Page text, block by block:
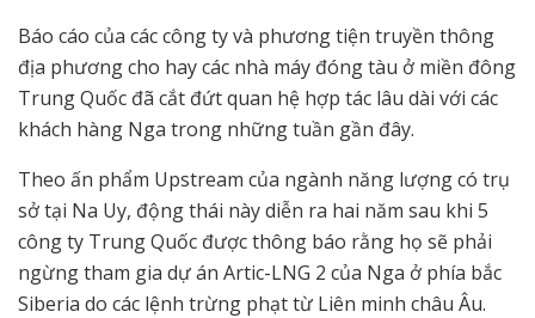
Báo cáo của các công ty và phương tiện truyền thông
địa phương cho hay các nhà máy đóng tàu ở miền đông
Trung Quốc đã cắt đứt quan hệ hợp tác lâu dài với các
khách hàng Nga trong những tuần gần đây.
Theo ấn phẩm Upstream của ngành năng lượng có trụ
sở tại Na Uy, động thái này diễn ra hai năm sau khi 5
công ty Trung Quốc được thông báo rằng họ sẽ phải
ngừng tham gia dự án Artic-LNG 2 của Nga ở phía bắc
Siberia do các lệnh trừng phạt từ Liên minh châu Âu.